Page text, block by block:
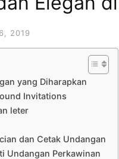
2019
yang Diharapkan
Invitations
leter
dan Cetak Undangan
Undangan Perkawinan